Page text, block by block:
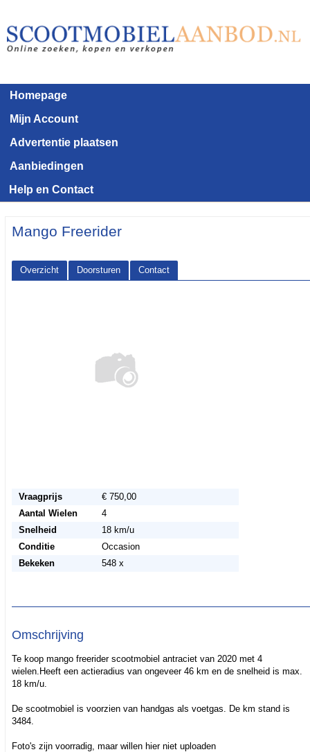
Homepage
Mijn Account
Advertentie plaatsen
Aanbiedingen
Help en Contact
Mango Freerider
Overzicht Doorsturen
Contact
Vraagprijs
€ 750,00
Aantal Wielen
4
Snelheid
18 km/u
Conditie
Occasion
Bekeken
548 x
Omschrijving
Te koop mango freerider scootmobiel antraciet van 2020 met 4
wielen.Heeft een actieradius van ongeveer 46 km en de snelheid is max.
18 km/u.
De scootmobiel is voorzien van handgas als voetgas. De km stand is
3484.
Foto's zijn voorradig, maar willen hier niet uploaden